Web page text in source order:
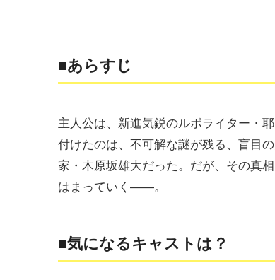
■あらすじ
主人公は、新進気鋭のルポライター・
付けたのは、不可解な謎が残る、盲目
家・木原坂雄大だった。だが、その真
はまっていく――。
■気になるキャストは？